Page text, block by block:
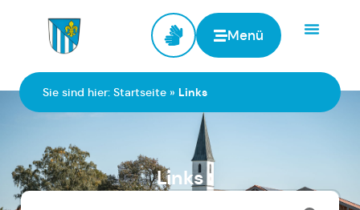
Menü
Sie sind hier: Startseite » Links
Links